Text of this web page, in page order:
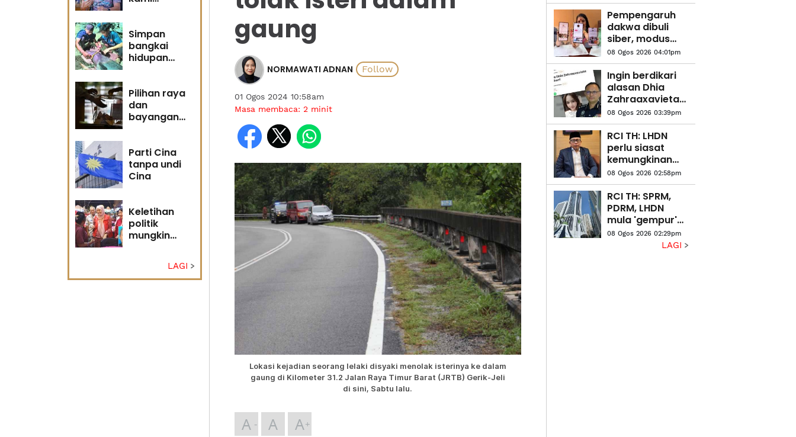
Simpan
bangkai
hidupan
Pilihan raya
dan
bayangan
Parti Cina
tanpa undi
Cina
Keletihan
politik
mungkin
Penganalisis
LAGI
gaung
NORMAWATI ADNAN
01 Ogos 2024 10:58am
Masa membaca: 2 minit
Lokasi kejadian seorang lelaki disyaki menolak isterinya ke dalam
gaung di Kilometer 31.2 Jalan Raya Timur Barat (JRTB) Gerik-Jeli
di sini, Sabtu lalu.
A A A
buka kertas
siasatan
Pempengaruh
dakwa dibuli
siber, modus
operandi
serang pemilik
bisnes wanita
08 Ogos 2026 04:01pm
Ingin berdikari
alasan Dhia
Zahraaxavieta
Neelopher
keluar rumah
08 Ogos 2026 03:39pm
RCI TH: LHDN
perlu siasat
kemungkinan
pengelakan
cukai Kumpulan
TH bagi tempoh
2014-2020
08 Ogos 2026 02:58pm
RCI TH: SPRM,
PDRM, LHDN
mula 'gempur'
individu terlibat
08 Ogos 2026 02:29pm
LAGI